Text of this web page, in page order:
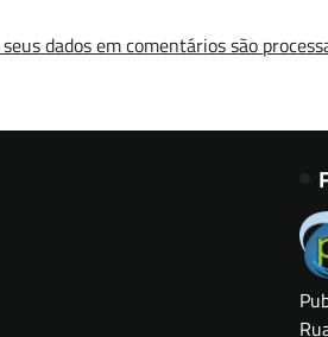
dados em comentários são